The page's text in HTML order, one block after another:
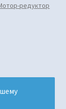
редуктор